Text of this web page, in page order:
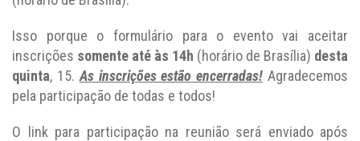
Isso porque o formulário para o evento vai aceitar
inscrições somente até às 14h (horário de Brasília) desta
quinta, 15. As inscrições estão encerradas! Agradecemos
pela participação de todas e todos!
O link para participação na reunião será enviado após